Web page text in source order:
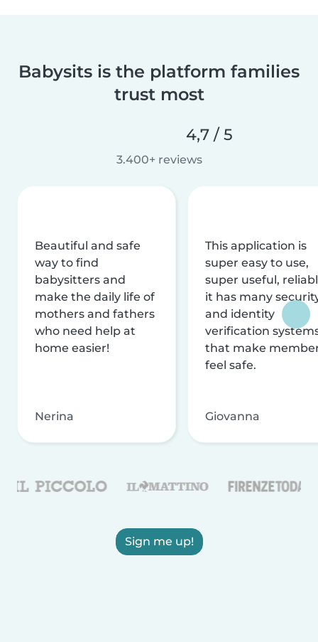
Babysits is the platform families
trust most
4,7 / 5
3.400+ reviews
Beautiful and safe
way to find
babysitters and
make the daily life of
mothers and fathers
who need help at
home easier!
Nerina
This application is
super easy to use,
super useful,
it has many
and identity
verification
that make
feel safe.
Giovanna
Sign me up!